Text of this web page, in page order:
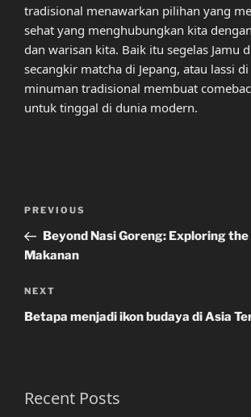
tradisional menawarkan pilihan yang
sehat yang menghubungkan kita
dan warisan kita. Baik itu segelas Jamu
secangkir matcha di Jepang, atau lassi
minuman tradisional membuat
untuk tinggal di dunia modern.
Previous
Post
PREVIOUS
Beyond Nasi Goreng: Exploring
Makanan
Next
Post
NEXT
Betapa menjadi ikon budaya di Asia
Recent Posts